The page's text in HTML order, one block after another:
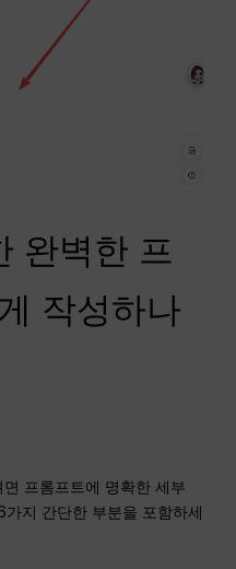
완벽한 프
작성하나
프롬프트에 명확한 세부
지 간단한 부분을 포함하세